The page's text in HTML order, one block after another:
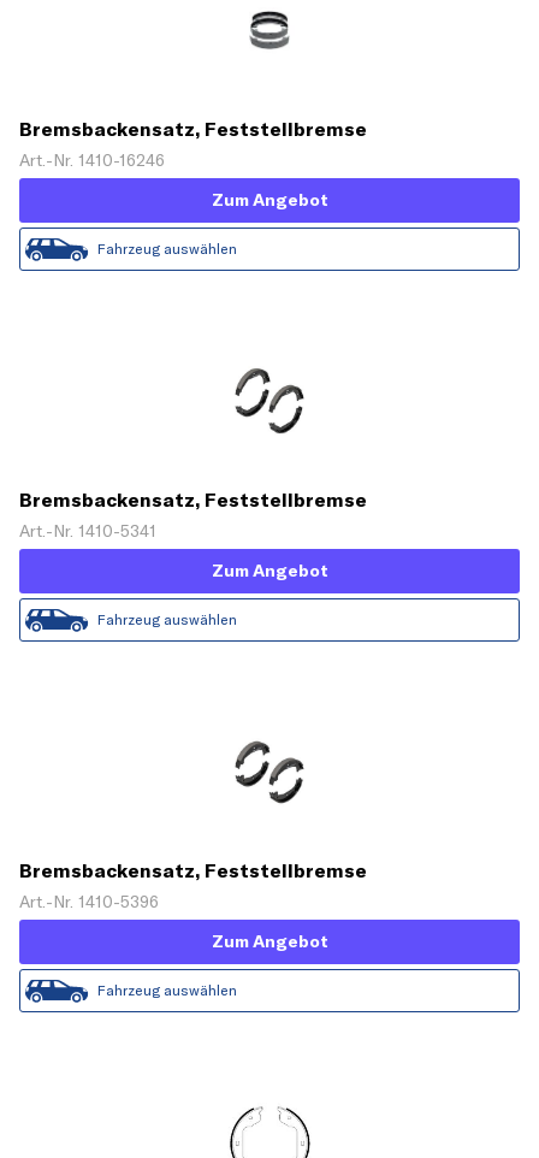
Bremsbackensatz, Feststellbremse
Art.-Nr. 1410-16246
Zum Angebot
Fahrzeug auswählen
Bremsbackensatz, Feststellbremse
Art.-Nr. 1410-5341
Zum Angebot
Fahrzeug auswählen
Bremsbackensatz, Feststellbremse
Art.-Nr. 1410-5396
Zum Angebot
Fahrzeug auswählen